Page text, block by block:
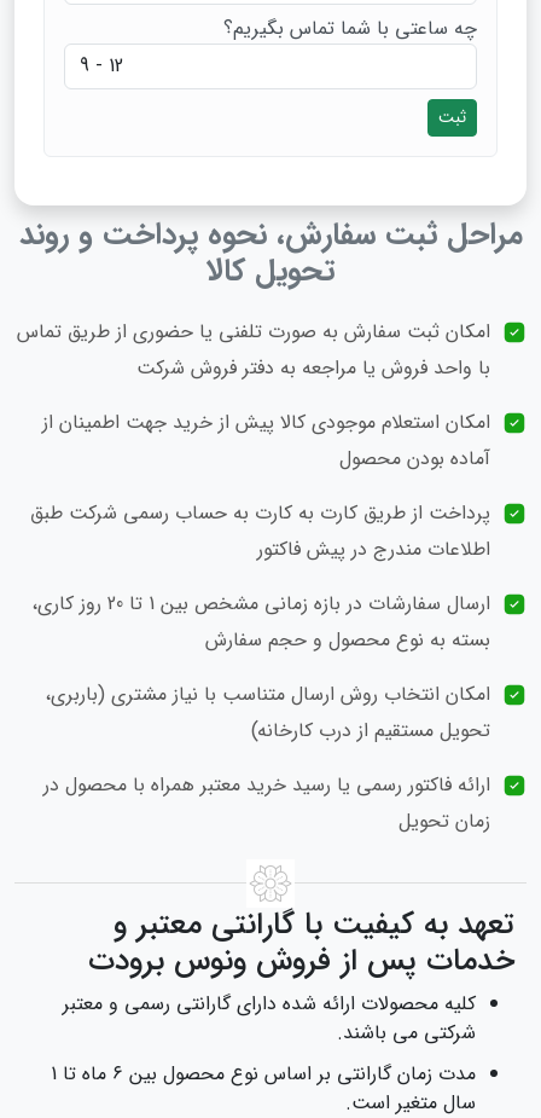
چه ساعتی با شما تماس بگیریم؟
ثبت
مراحل ثبت سفارش، نحوه پرداخت و روند
تحویل کالا
امکان ثبت سفارش به‌ صورت تلفنی یا حضوری از طریق تماس
با واحد فروش یا مراجعه به دفتر فروش شرکت
امکان استعلام موجودی کالا پیش از خرید جهت اطمینان از
آماده‌ بودن محصول
پرداخت از طریق کارت به کارت به حساب رسمی شرکت طبق
اطلاعات مندرج در پیش‌ فاکتور
ارسال سفارشات در بازه زمانی مشخص بین 1 تا 20 روز کاری،
بسته به نوع محصول و حجم سفارش
امکان انتخاب روش ارسال متناسب با نیاز مشتری (باربری،
تحویل مستقیم از درب کارخانه)
ارائه فاکتور رسمی یا رسید خرید معتبر همراه با محصول در
زمان تحویل
تعهد به کیفیت با گارانتی معتبر و
خدمات پس از فروش ونوس برودت
کلیه محصولات ارائه شده دارای گارانتی رسمی و معتبر
شرکتی می‌ باشند.
مدت زمان گارانتی بر اساس نوع محصول بین ۶ ماه تا 1
سال متغیر است.